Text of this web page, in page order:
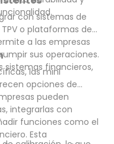
con sistemas de
o plataformas de
a las empresas
sus operaciones.
sistemas financieros,
las mini
opciones de
pueden
integrarlas con
funciones como el
Esta